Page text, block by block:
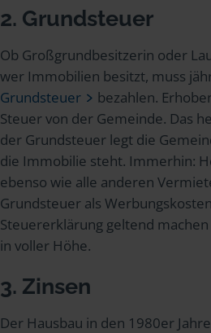
2. Grundsteuer
Ob Großgrundbesitzerin oder
wer Immobilien besitzt, muss
Grundsteuer
bezahlen.
Steuer von der Gemeinde. Das
der Grundsteuer legt die
die Immobilie steht. Immerhin:
ebenso wie alle anderen
Grundsteuer als
Steuererklärung geltend machen
in voller Höhe.
3. Zinsen
Der Hausbau in den 1980er